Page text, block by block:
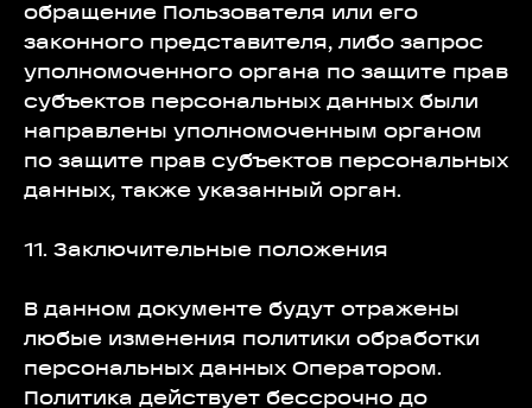
обращение Пользователя или его
законного представителя, либо запрос
уполномоченного органа по защите прав
субъектов персональных данных были
направлены уполномоченным органом
по защите прав субъектов персональных
данных, также указанный орган.
11. Заключительные положения
В данном документе будут отражены
любые изменения политики обработки
персональных данных Оператором.
Политика действует бессрочно до